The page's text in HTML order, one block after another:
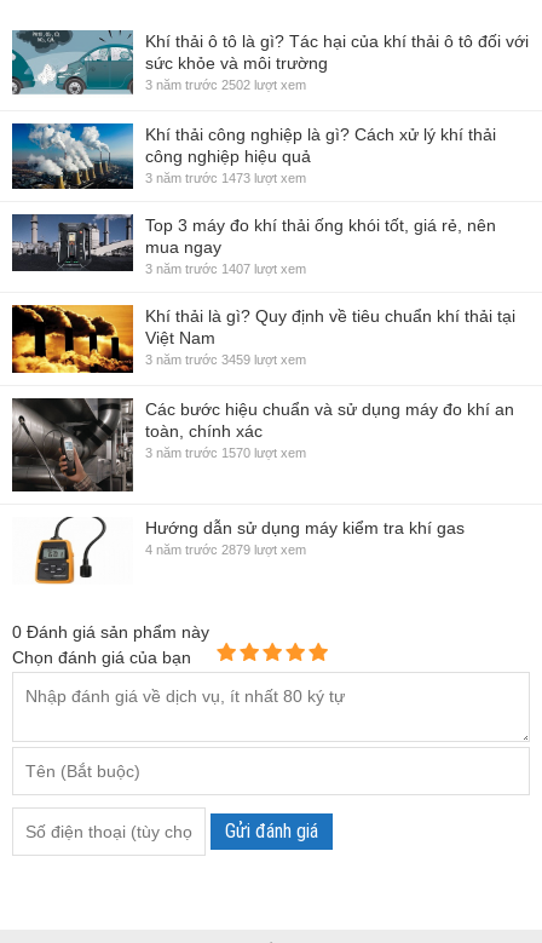
Khí thải ô tô là gì? Tác hại của khí thải ô tô đối với
sức khỏe và môi trường
3 năm trước 2502 lượt xem
Khí thải công nghiệp là gì? Cách xử lý khí thải
công nghiệp hiệu quả
3 năm trước 1473 lượt xem
Top 3 máy đo khí thải ống khói tốt, giá rẻ, nên
mua ngay
3 năm trước 1407 lượt xem
Khí thải là gì? Quy định về tiêu chuẩn khí thải tại
Việt Nam
3 năm trước 3459 lượt xem
Các bước hiệu chuẩn và sử dụng máy đo khí an
toàn, chính xác
3 năm trước 1570 lượt xem
Hướng dẫn sử dụng máy kiểm tra khí gas
4 năm trước 2879 lượt xem
0 Đánh giá sản phẩm này
Chọn đánh giá của bạn
Gửi đánh giá